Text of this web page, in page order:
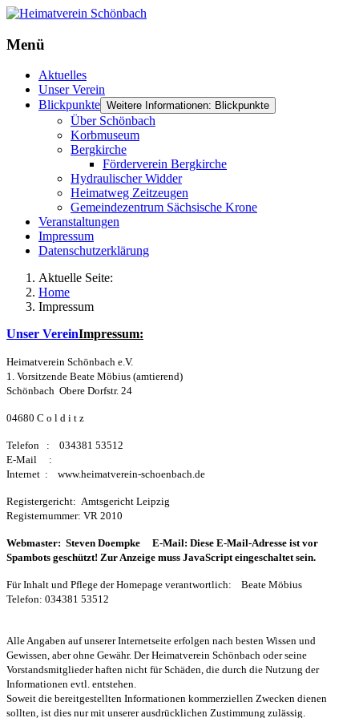
Menü
Aktuelles
Unser Verein
Blickpunkte Weitere Informationen: Blickpunkte
Über Schönbach
Korbmuseum
Bergkirche
Förderverein Bergkirche
Hydraulischer Widder
Heimatweg Zeitzeugen
Gemeindezentrum Sächsische Krone
Veranstaltungen
Impressum
Datenschutzerklärung
Aktuelle Seite:
Home
Impressum
Unser VereinImpressum:
Heimatverein Schönbach e.V.
1. Vorsitzende Beate Möbius (amtierend)
Schönbach Obere Dorfstr. 24
04680 C o l d i t z
Telefon : 034381 53512
E-Mail :
Internet : www.heimatverein-schoenbach.de
Registergericht: Amtsgericht Leipzig
Registernummer: VR 2010
Webmaster: Steven Doempke E-Mail: Diese E-Mail-Adresse ist vor
Spambots geschützt! Zur Anzeige muss JavaScript eingeschaltet sein.
Für Inhalt und Pflege der Homepage verantwortlich: Beate Möbius
Telefon: 034381 53512
Alle Angaben auf unserer Internetseite erfolgen nach besten Wissen und
Gewissen, aber ohne Gewähr. Der Heimatverein Schönbach oder seine
Vorstandsmitglieder haften nicht für Schäden, die durch die Nutzung der
Informationen evtl. entstehen.
Soweit die bereitgestellten Informationen kommerziellen Zwecken dienen
sollten, ist dies nur mit unserer ausdrücklichen Zustimmung zulässig.